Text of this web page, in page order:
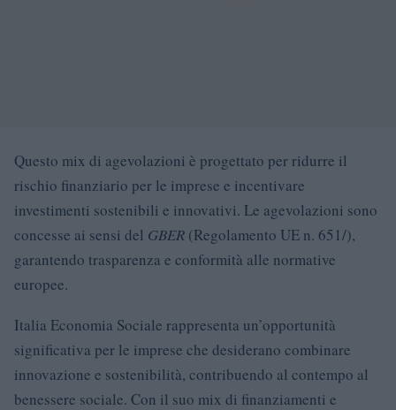
Questo mix di agevolazioni è progettato per ridurre il
rischio finanziario per le imprese e incentivare
investimenti sostenibili e innovativi. Le agevolazioni sono
concesse ai sensi del GBER (Regolamento UE n. 651/),
garantendo trasparenza e conformità alle normative
europee.
Italia Economia Sociale rappresenta un’opportunità
significativa per le imprese che desiderano combinare
innovazione e sostenibilità, contribuendo al contempo al
benessere sociale. Con il suo mix di finanziamenti e